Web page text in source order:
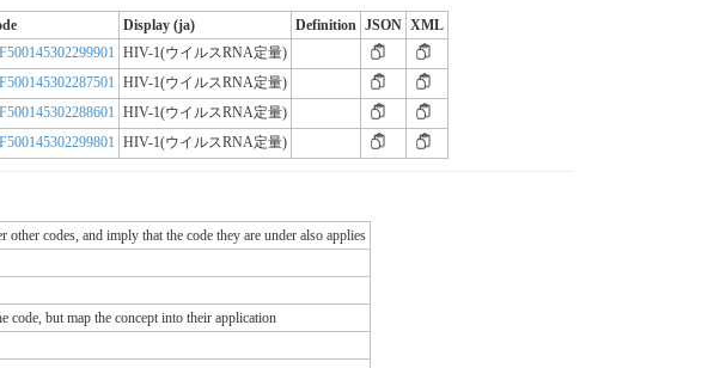
Display (ja) Definition JSON XML
HIV-1(ウイルスRNA定量)
HIV-1(ウイルスRNA定量)
HIV-1(ウイルスRNA定量)
HIV-1(ウイルスRNA定量)
codes, and imply that the code they are under also applies
but map the concept into their application